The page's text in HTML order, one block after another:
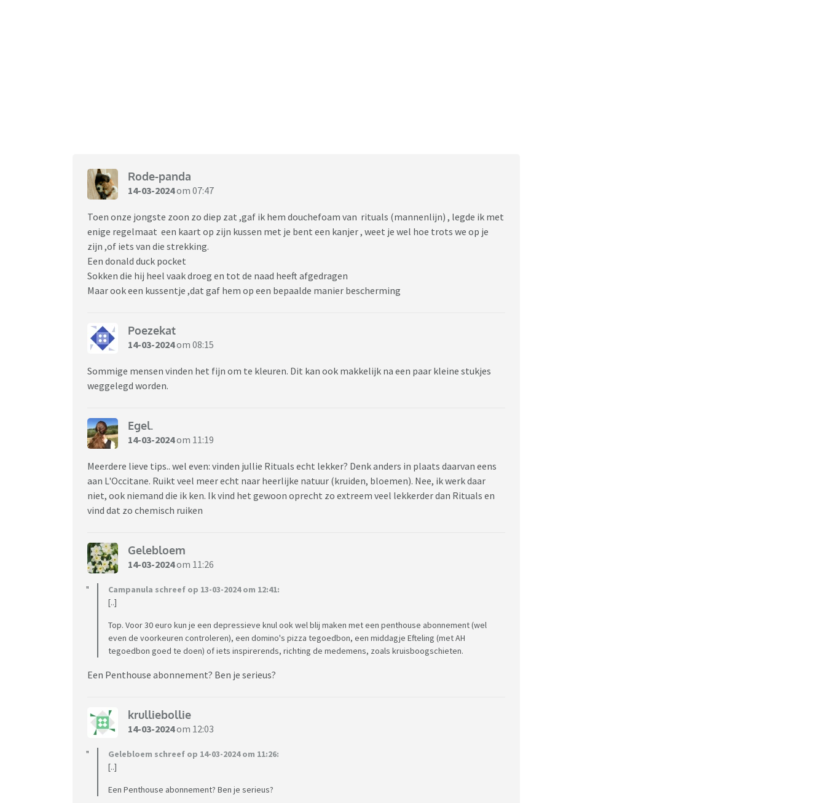
Rode-panda
14-03-2024om 07:47
Toen onze jongste zoon zo diep zat ,gaf ik hem douchefoam van rituals (mannenlijn) , legde ik met
enige regelmaat een kaart op zijn kussen met je bent een kanjer , weet je wel hoe trots we op je
zijn ,of iets van die strekking.
Een donald duck pocket
Sokken die hij heel vaak droeg en tot de naad heeft afgedragen
Maar ook een kussentje ,dat gaf hem op een bepaalde manier bescherming
Poezekat
14-03-2024om 08:15
Sommige mensen vinden het fijn om te kleuren. Dit kan ook makkelijk na een paar kleine stukjes
weggelegd worden.
Egel.
14-03-2024om 11:19
Meerdere lieve tips.. wel even: vinden jullie Rituals echt lekker? Denk anders in plaats daarvan eens
aan L'Occitane. Ruikt veel meer echt naar heerlijke natuur (kruiden, bloemen). Nee, ik werk daar
niet, ook niemand die ik ken. Ik vind het gewoon oprecht zo extreem veel lekkerder dan Rituals en
vind dat zo chemisch ruiken
Gelebloem
14-03-2024om 11:26
Campanula schreef op 13-03-2024 om 12:41:
[..]
Top. Voor 30 euro kun je een depressieve knul ook wel blij maken met een penthouse abonnement (wel
even de voorkeuren controleren), een domino's pizza tegoedbon, een middagje Efteling (met AH
tegoedbon goed te doen) of iets inspirerends, richting de medemens, zoals kruisboogschieten.
Een Penthouse abonnement? Ben je serieus?
krulliebollie
14-03-2024om 12:03
Gelebloem schreef op 14-03-2024 om 11:26:
[..]
Een Penthouse abonnement? Ben je serieus?